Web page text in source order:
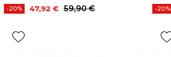
-20%
Prix
47,92 €
Prix de base
59,90 € -20%